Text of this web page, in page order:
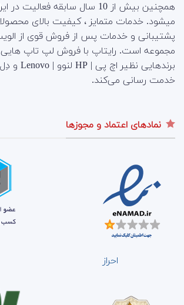
همچنین بیش از 10 سال سابقه فعالیت
میشود. خدمات متمایز ، کیفیت بالای
پشتیبانی و خدمات پس از فروش قوی از
مجموعه است. رایتاپ با فروش لپ تاپ هایی
خدمت رسانی می‌کند.
نمادهای اعتماد و مجوزها
احراز